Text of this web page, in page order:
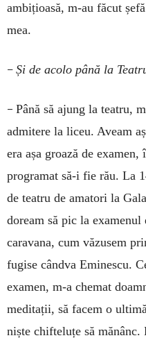
ambițioasă, m-au făcut
mea.
– Și de acolo până la
– Până să ajung la teatru,
admitere la liceu. Aveam
era așa groază de
programat să-i fie rău. La
de teatru de amatori la
doream să pic la
caravana, cum văzusem
fugise cândva Eminescu.
examen, m-a chemat
meditații, să facem o
niște chifteluțe să mănânc.